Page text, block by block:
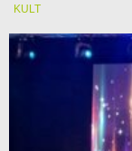
KULT